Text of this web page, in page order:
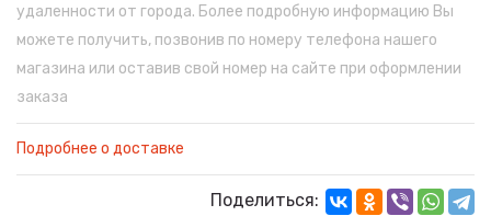
удаленности от города. Более подробную информацию Вы
можете получить, позвонив по номеру телефона нашего
магазина или оставив свой номер на сайте при оформлении
заказа
Подробнее о доставке
Поделиться: